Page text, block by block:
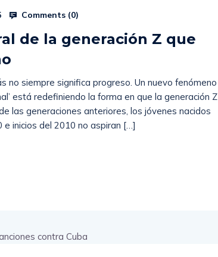
Comments (0)
de la generación Z que
no siempre significa progreso. Un nuevo fenómeno
está redefiniendo la forma en que la generación Z
las generaciones anteriores, los jóvenes nacidos
inicios del 2010 no aspiran […]